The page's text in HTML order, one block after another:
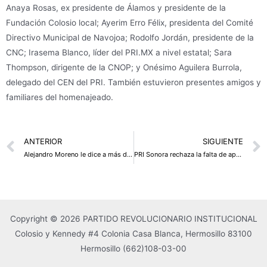
Anaya Rosas, ex presidente de Álamos y presidente de la
Fundación Colosio local; Ayerim Erro Félix, presidenta del Comité
Directivo Municipal de Navojoa; Rodolfo Jordán, presidente de la
CNC; Irasema Blanco, líder del PRI.MX a nivel estatal; Sara
Thompson, dirigente de la CNOP; y Onésimo Aguilera Burrola,
delegado del CEN del PRI. También estuvieron presentes amigos y
familiares del homenajeado.
Prev
ANTERIOR
Alejandro Moreno le dice a más de 100 organizaciones sociales: «Cuenten con el PRI»
SIGUIENTE
PRI Sonora rechaza la falta de apoyo a los productores de maíz y trigo
Copyright © 2026 PARTIDO REVOLUCIONARIO INSTITUCIONAL
Colosio y Kennedy #4 Colonia Casa Blanca, Hermosillo 83100
Hermosillo (662)108-03-00